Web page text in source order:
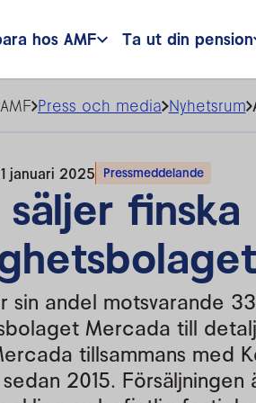
hos AMF Ta ut din pension
Press och media Nyhetsrum
januari 2025 Pressmeddelande
säljer finska
sin andel motsvarande
Mercada till
tillsammans med
2015.